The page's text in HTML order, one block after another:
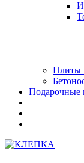
Плиты
Подарочные